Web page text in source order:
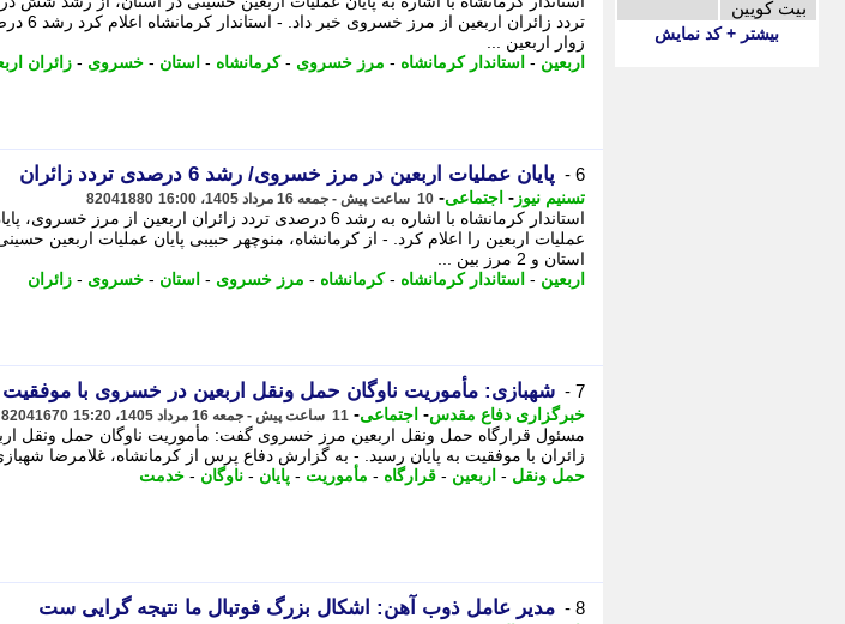
بیت کویین
بیشتر + کد نمایش
تردد زائران اربعین
زوار اربعین ...
اربعین - استاندار کرمانشاه - مرز خسروی -کرمانشاه - استان - خسروی - زائران
6 - پایان عملیات اربعین در مرز خسروی/ رشد 6 درصدی تردد زائران
تسنیم نیوز - اجتماعی- 10 ساعت پیش - جمعه 16 مرداد 1405، 16:00 82041880
استاندار کرمانشاه با اشاره به رشد 6 درصدی تردد زائران اربعین از مرز خسروی،
عملیات اربعین را اعلام کرد. - از کرمانشاه، منوچهر حبیبی پایان عملیات اربعین
استان و 2 مرز بین ...
اربعین - استاندار کرمانشاه -کرمانشاه - مرز خسروی - استان - خسروی - زائران
7 - شهبازی: مأموریت ناوگان حمل ونقل اربعین در خسروی با موفقیت
خبرگزاری دفاع مقدس- اجتماعی- 11 ساعت پیش - جمعه 16 مرداد 1405، 15:20 82041670
مسئول قرارگاه حمل ونقل اربعین مرز خسروی گفت: مأموریت ناوگان حمل ونقل
زائران با موفقیت به پایان رسید. - به گزارش دفاع پرس از کرمانشاه، غلامرضا
حمل ونقل - اربعین - قرارگاه - مأموریت - پایان - ناوگان - خدمت
8 - مدیر عامل ذوب آهن: اشکال بزرگ فوتبال ما نتیجه گرایی ست